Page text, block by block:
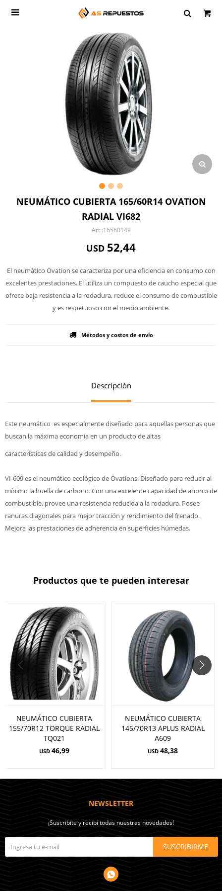

NEUMÁTICO CUBIERTA 165/60R14 OVATION
RADIAL VI682
16560149
USD 52,44
El neumático Ovation se caracteriza por una eficiencia en consumo con
excelentes prestaciones. El utiliza un compuesto de caucho especial que
ofrece baja resistencia a la rodadura, reduce el consumo de combustible
y es respetuoso con el medio ambiente.
Métodos y costos de envío
Descripción
Este neumático es especialmente diseñado para aquellas personas que
buscan la máxima economía en un producto de altas
características de calidad y desempeño.
VI-609 es el neumático ecológico de Ovations. Diseñado para reducir al
mínimo la huella de carbono. Con una excelente capacidad de ahorro de
combustible, provee una resistencia reducida a la rodadura. Posee
ranuras diagonales para mejor tracción y rendimiento del frenado.
Mejora las prestaciones de adherencia en superficies húmedas.
Productos que te pueden interesar
NEUMÁTICO CUBIERTA
155/70R12 TORQUE RADIAL
TQ021
USD 46,99
NEUMÁTICO CUBIERTA
145/70R13 APLUS RADIAL
A609
USD 48,38
NEWSLETTER
¡Suscribite y recibí todas nuestras novedades!
SUSCRIBIRME
